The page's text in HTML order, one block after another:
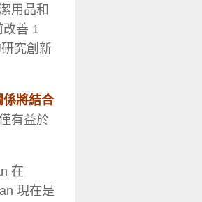
用品和
善 1
究創新
係將結合
有益於
在
現在是